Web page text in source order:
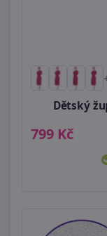
Dětský
799 Kč